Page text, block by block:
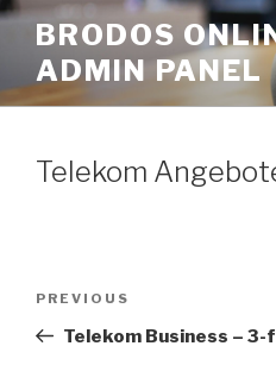
Skip
content
BRODOS
ADMIN PANEL
Telekom
Previous
Post
PREVIOUS
Telekom Business – 3-